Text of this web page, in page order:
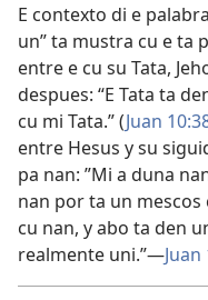
E contexto di e
un” ta mustra cu e ta
entre e cu su Tata,
despues: “E Tata ta
cu mi Tata.” (Juan
entre Hesus y su
pa nan: ”Mi a duna
nan por ta un
cu nan, y abo ta den
realmente uni.”—Juan